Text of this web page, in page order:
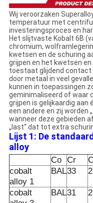
Wij veroorzaken
temperatuur met
investeringsproces en
Het slijtvaste Kobalt 6B
chromium,
kwetsen en de schuring
grijpen en het kwetsen
toestaat glijdend contact
door metaal in veel
kunnen in toepassingen
geminimaliseerd of waar
grijpen is gelijkaardig
een andere en zij worden
wanneer deze gebieden
„last“ dat tot extra
Lijst 1: De
alloy
Co Cr
cobalt
alloy 1
BAL33
cobalt
BAL31